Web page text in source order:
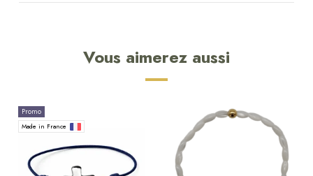
Vous aimerez aussi
Promo
Made in France